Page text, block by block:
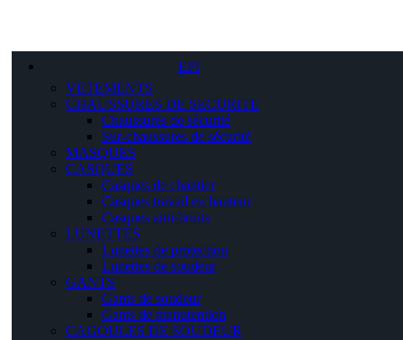
EPI
VETEMENTS
CHAUSSURES DE SECURITE
Chaussures de sécurité
Sur-chaussures de sécurité
MASQUES
CASQUES
Casques de chantier
Casques travail en hauteur
Casques anti-bruits
LUNETTES
Lunettes de protection
Lunettes de soudeur
GANTS
Gants de soudeur
Gants de manutention
CAGOULES DE SOUDEUR